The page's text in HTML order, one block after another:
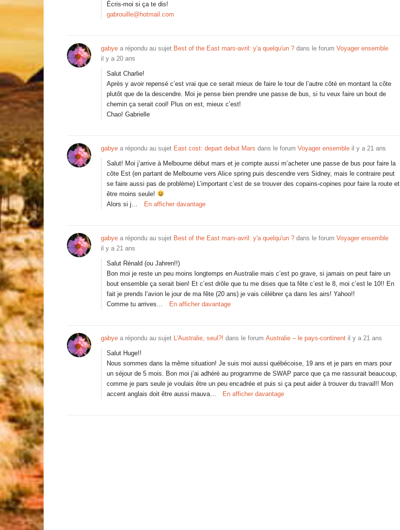
Écris-moi si ça te dis!
gabrouille@hotmail.com
gabye a répondu au sujet Best of the East mars-avril: y'a quelqu'un ? dans le forum Voyager ensemble
il y a 20 ans
Salut Charlie!
Après y avoir repensé c’est vrai que ce serait mieux de faire le tour de l’autre côté en montant la côte
plutôt que de la descendre. Moi je pense bien prendre une passe de bus, si tu veux faire un bout de
chemin ça serait cool! Plus on est, mieux c’est!
Chao! Gabrielle
gabye a répondu au sujet East cost: depart debut Mars dans le forum Voyager ensemble il y a 21 ans
Salut! Moi j’arrive à Melbourne début mars et je compte aussi m’acheter une passe de bus pour faire la
côte Est (en partant de Melbourne vers Alice spring puis descendre vers Sidney, mais le contraire peut
se faire aussi pas de problème) L’important c’est de se trouver des copains-copines pour faire la route et
être moins seule!
Alors si j…
En afficher davantage
gabye a répondu au sujet Best of the East mars-avril: y'a quelqu'un ? dans le forum Voyager ensemble
il y a 21 ans
Salut Rénald (ou Jahren!!)
Bon moi je reste un peu moins longtemps en Australie mais c’est po grave, si jamais on peut faire un
bout ensemble ça serait bien! Et c’est drôle que tu me dises que ta fête c’est le 8, moi c’est le 10!! En
fait je prends l’avion le jour de ma fête (20 ans) je vais célébrer ça dans les airs! Yahoo!!
Comme tu arrives…
En afficher davantage
gabye a répondu au sujet L'Australie, seul?! dans le forum Australie – le pays-continent il y a 21 ans
Salut Huge!!
Nous sommes dans la même situation! Je suis moi aussi québécoise, 19 ans et je pars en mars pour
un séjour de 5 mois. Bon moi j’ai adhéré au programme de SWAP parce que ça me rassurait beaucoup,
comme je pars seule je voulais être un peu encadrée et puis si ça peut aider à trouver du travail!! Mon
accent anglais doit être aussi mauva…
En afficher davantage